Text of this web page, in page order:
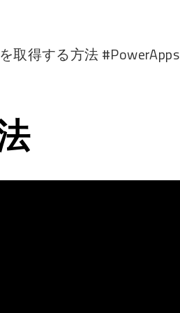
取得する方法 #PowerApps